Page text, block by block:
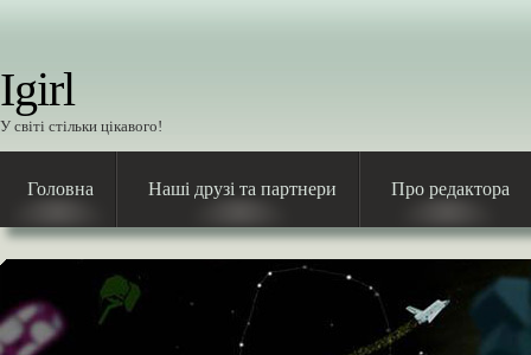
Igirl
У світі стільки цікавого!
Головна Наші друзі та партнери Про редактора